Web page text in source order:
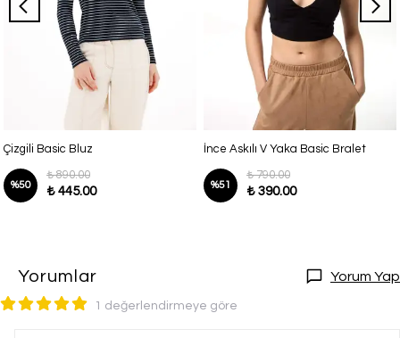
Çizgili Basic Bluz
%50
₺ 890.00
₺ 445.00
İnce Askılı V Yaka Basic Bralet
%51
₺ 790.00
₺ 390.00
Yorumlar Yorum Yap
1 değerlendirmeye göre